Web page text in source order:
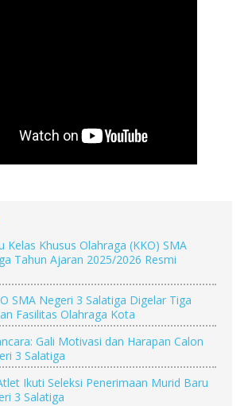
Kelas Khusus Olahraga (KKO) SMA
Tahun Ajaran 2025/2026 Resmi
SMA Negeri 3 Salatiga Digelar Tiga
Fasilitas Olahraga Kota
Gali Motivasi dan Harapan Calon
3 Salatiga
Ikuti Seleksi Penerimaan Murid Baru
3 Salatiga